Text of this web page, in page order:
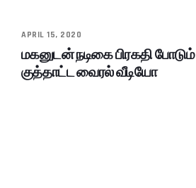
APRIL 15, 2020
மகனுடன் நடிகை பிரகதி
குத்தாட்ட வைரல் வீடியோ